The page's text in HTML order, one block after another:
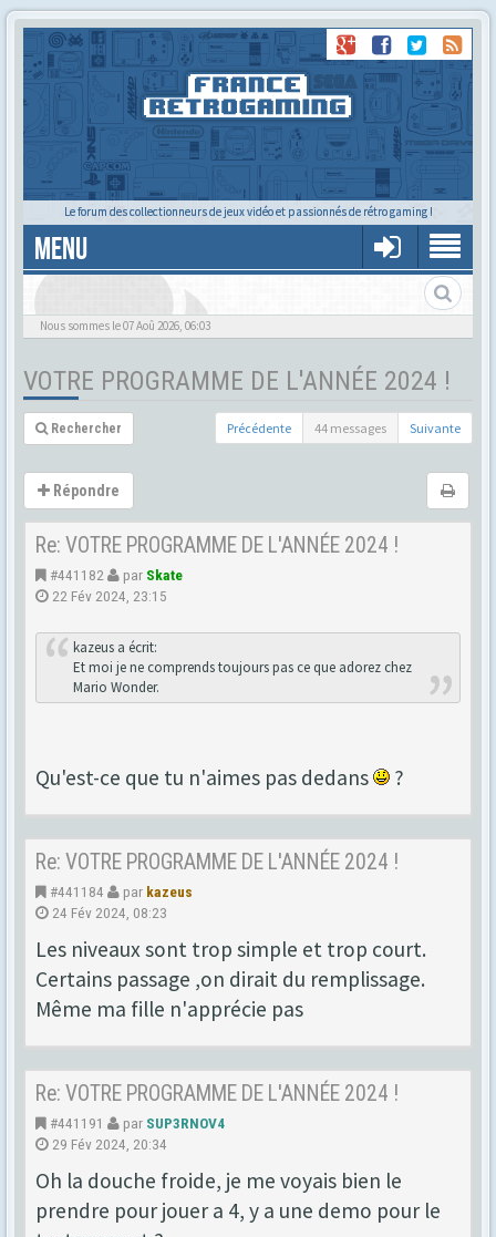
Le forum des collectionneurs de jeux vidéo et passionnés de rétro gaming !
MENU
Nous sommes le 07 Aoû 2026, 06:03
VOTRE PROGRAMME DE L'ANNÉE 2024 !
Précédente 44 messages Suivante
Rechercher
Répondre
Re: VOTRE PROGRAMME DE L'ANNÉE 2024 !
#441182 par Skate
22 Fév 2024, 23:15
kazeus a écrit:
Et moi je ne comprends toujours pas ce que adorez chez
Mario Wonder.
Qu'est-ce que tu n'aimes pas dedans ?
Re: VOTRE PROGRAMME DE L'ANNÉE 2024 !
#441184 par kazeus
24 Fév 2024, 08:23
Les niveaux sont trop simple et trop court.
Certains passage ,on dirait du remplissage.
Même ma fille n'apprécie pas
Re: VOTRE PROGRAMME DE L'ANNÉE 2024 !
#441191 par SUP3RNOV4
29 Fév 2024, 20:34
Oh la douche froide, je me voyais bien le
prendre pour jouer a 4, y a une demo pour le